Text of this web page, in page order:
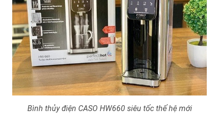
Bình thủy điện CASO HW660 siêu tốc thế hệ mới